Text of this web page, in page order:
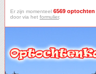
Er zijn momenteel 6569 optochten
door via het formulier.